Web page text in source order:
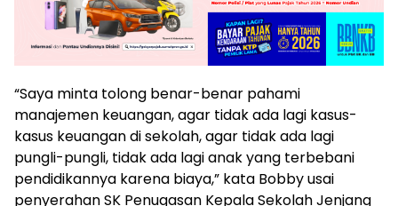
“Saya minta tolong benar-benar pahami
manajemen keuangan, agar tidak ada lagi kasus-
kasus keuangan di sekolah, agar tidak ada lagi
pungli-pungli, tidak ada lagi anak yang terbebani
pendidikannya karena biaya,” kata Bobby usai
penyerahan SK Penugasan Kepala Sekolah Jenjang